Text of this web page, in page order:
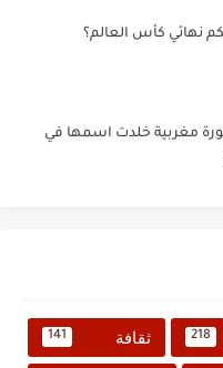
نهائي كأس العالم؟
مغربية خلدت اسمها في
218 ثقافة 141